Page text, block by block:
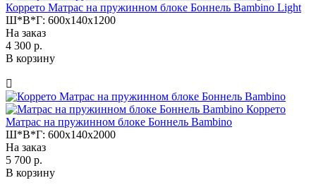
Коррето Матрас на пружинном блоке Боннель Bambino Light
Ш*В*Г: 600x140x1200
На заказ
4 300 р.
В корзину
Коррето
Матрас на пружинном блоке Боннель Bambino
Ш*В*Г: 600x140x2000
На заказ
5 700 р.
В корзину